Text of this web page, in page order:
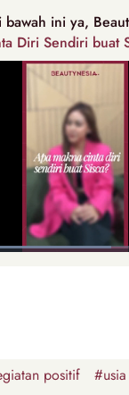
bawah ini ya,
Diri Sendiri buat
positif